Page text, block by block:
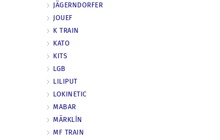
JÄGERNDORFER
JOUEF
K TRAIN
KATO
KITS
LGB
LILIPUT
LOKINETIC
MABAR
MÄRKLÍN
MF TRAIN